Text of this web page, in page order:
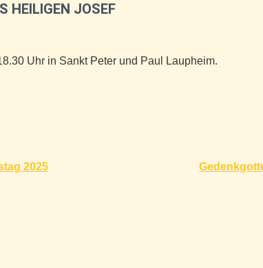
HEILIGEN JOSEF
Uhr in Sankt Peter und Paul Laupheim.
2025